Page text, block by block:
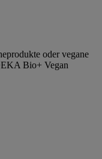
oder vegane
Bio+ Vegan